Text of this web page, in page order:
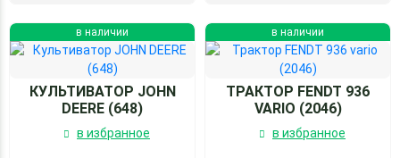
в наличии
КУЛЬТИВАТОР JOHN
DEERE (648)
в избранное
в наличии
ТРАКТОР FENDT 936
VARIO (2046)
в избранное